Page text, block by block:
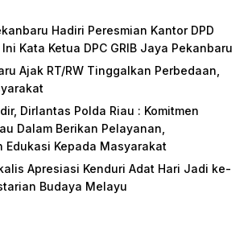
Hadiri Peresmian Kantor DPD
Kata Ketua DPC GRIB Jaya Pekanbaru
Ajak RT/RW Tinggalkan Perbedaan,
Dirlantas Polda Riau : Komitmen
Dalam Berikan Pelayanan,
Edukasi Kepada Masyarakat
Apresiasi Kenduri Adat Hari Jadi ke-
Budaya Melayu